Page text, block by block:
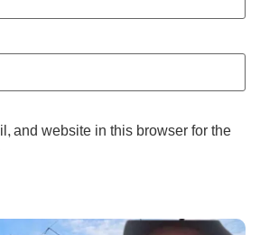
and website in this browser for the